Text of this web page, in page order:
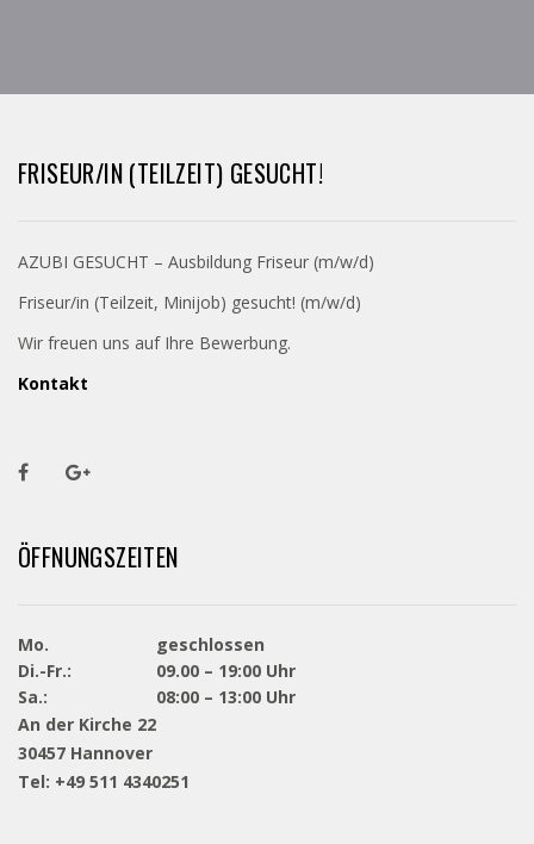
FRISEUR/IN (TEILZEIT) GESUCHT!
AZUBI GESUCHT – Ausbildung Friseur (m/w/d)
Friseur/in (Teilzeit, Minijob) gesucht! (m/w/d)
Wir freuen uns auf Ihre Bewerbung.
Kontakt
ÖFFNUNGSZEITEN
Mo.
geschlossen
Di.-Fr.:
09.00 – 19:00 Uhr
Sa.:
08:00 – 13:00 Uhr
An der Kirche 22
30457 Hannover
Tel: +49 511 4340251